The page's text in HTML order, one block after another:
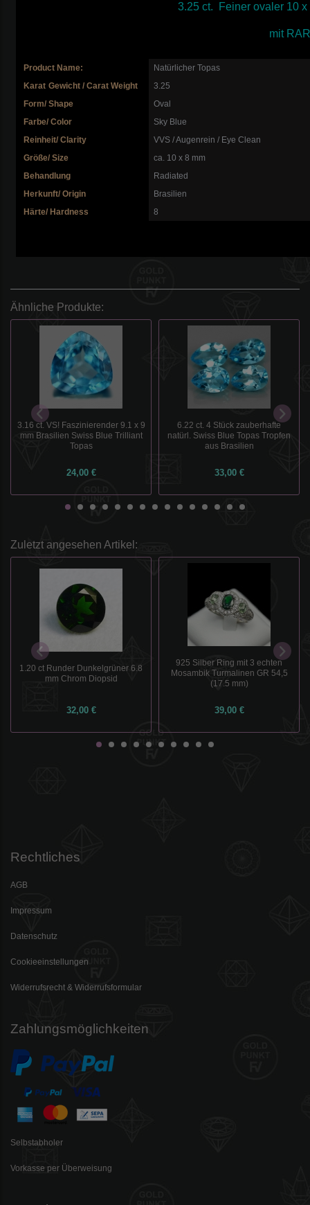
3.25 ct. Feiner ovaler 10
mit
Product Name:
Natürlicher Topas
Karat Gewicht / Carat Weight
3.25
Form/ Shape
Oval
Farbe/ Color
Sky Blue
Reinheit/ Clarity
VVS / Augenrein / Eye Clean
Größe/ Size
ca. 10 x 8 mm
Behandlung
Radiated
Herkunft/ Origin
Brasilien
Härte/ Hardness
8
Ähnliche Produkte:
3.16 ct. VS! Faszinierender 9.1 x 9
mm Brasilien Swiss Blue Trilliant
Topas
24,00 €
6.22 ct. 4 Stück zauberhafte
natürl. Swiss Blue Topas Tropfen
aus Brasilien
33,00 €
Zuletzt angesehen Artikel:
1.20 ct Runder Dunkelgrüner 6.8
mm Chrom Diopsid
32,00 €
925 Silber Ring mit 3 echten
Mosambik Turmalinen GR 54,5
(17.5 mm)
39,00 €
Rechtliches
AGB
Impressum
Datenschutz
Cookieeinstellungen
Widerrufsrecht & Widerrufsformular
Zahlungsmöglichkeiten
Selbstabholer
Vorkasse per Überweisung